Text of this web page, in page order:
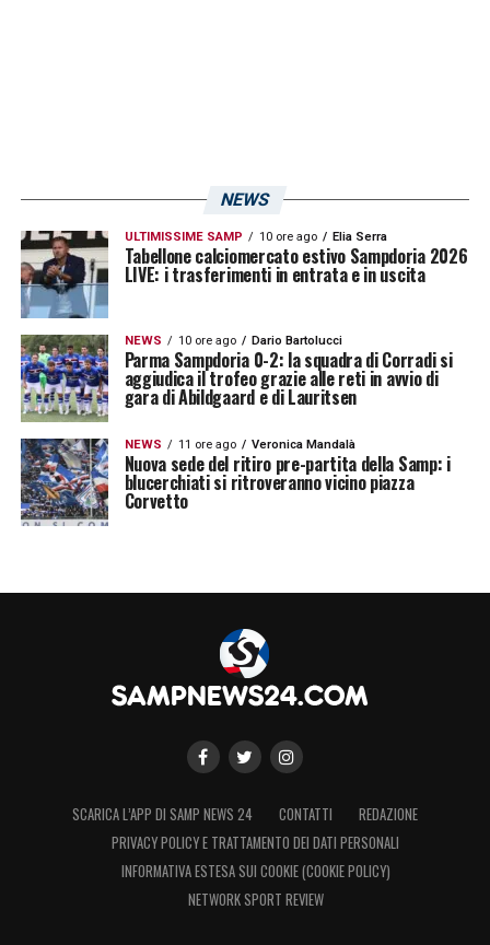
NEWS
ULTIMISSIME SAMP 10 ore ago Elia Serra
Tabellone calciomercato estivo Sampdoria 2026
LIVE: i trasferimenti in entrata e in uscita
NEWS 10 ore ago Dario Bartolucci
Parma Sampdoria 0-2: la squadra di Corradi si
aggiudica il trofeo grazie alle reti in avvio di
gara di Abildgaard e di Lauritsen
NEWS 11 ore ago Veronica Mandalà
Nuova sede del ritiro pre-partita della Samp: i
blucerchiati si ritroveranno vicino piazza
Corvetto
SCARICA L’APP DI SAMP NEWS 24 CONTATTI
REDAZIONE
PRIVACY POLICY E TRATTAMENTO DEI DATI PERSONALI
INFORMATIVA ESTESA SUI COOKIE (COOKIE POLICY)
NETWORK SPORT REVIEW